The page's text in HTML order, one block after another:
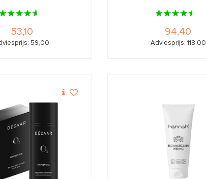
53,10
59,00
94,40
Adviesprijs: 118,00